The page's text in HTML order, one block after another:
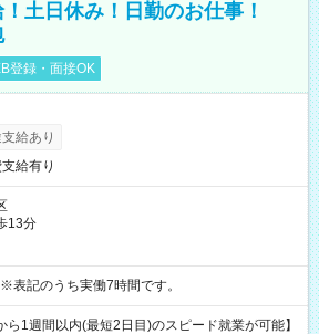
土日休み！日勤のお仕事！
登録・面接OK
給あり
給有り
13分
10:00～18:00 ※表記のうち実働7時間です。
ら1週間以内(最短2日目)のスピード就業が可能】